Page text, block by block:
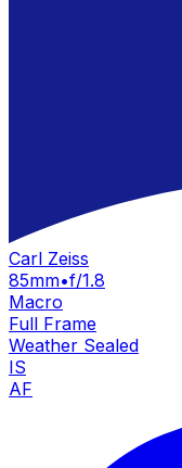
Carl Zeiss
85mm•f/1.8
Macro
Full Frame
Weather Sealed
IS
AF